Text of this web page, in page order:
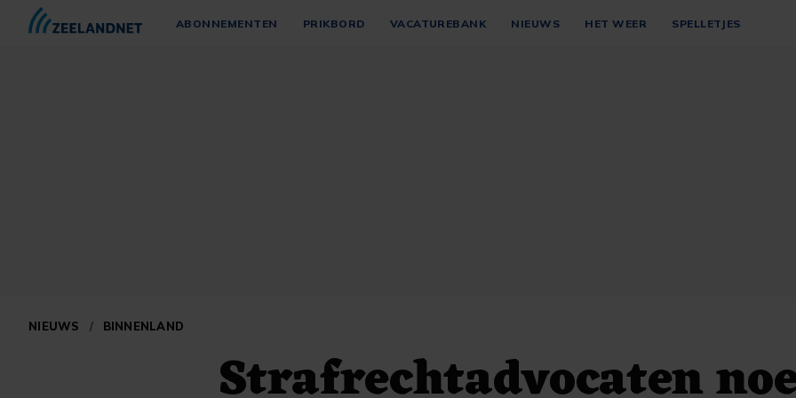
ABONNEMENTEN PRIKBORD VACATUREBANK NIEUWS HET WEER SPELLETJES
NIEUWS / BINNENLAND